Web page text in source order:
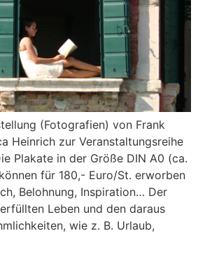
(Fotografien) von Frank
Heinrich zur Veranstaltungsreihe
Plakate in der Größe DIN A0 (ca.
für 180,- Euro/St. erworben
Belohnung, Inspiration… Der
Leben und den daraus
wie z. B. Urlaub,